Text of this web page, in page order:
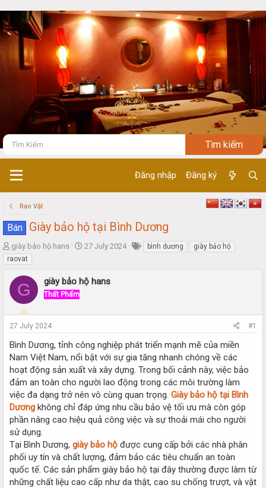
Đăng nhập Đăng ký
Rao Vặt
Bán Giày bảo hộ tại Bình Dương
T
h
r
e
d
a
r
t
e
r
giày bảo hộ hans
S
r
t
27 July 2024 bình dương
giày bảo hộ
raovat
G giày bảo hộ hans
Thất Phẩm
27 July 2024 #1
Bình Dương, tỉnh công nghiệp phát triển mạnh mẽ của miền
Nam Việt Nam, nổi bật với sự gia tăng nhanh chóng về các
hoạt động sản xuất và xây dựng. Trong bối cảnh này, việc bảo
đảm an toàn cho người lao động trong các môi trường làm
việc đa dạng trở nên vô cùng quan trọng. Giày bảo hộ tại Bình
Dương không chỉ đáp ứng nhu cầu bảo vệ tối ưu mà còn góp
phần nâng cao hiệu quả công việc và sự thoải mái cho người
sử dụng.
Tại Bình Dương, giày bảo hộ được cung cấp bởi các nhà phân
phối uy tín và chất lượng, đảm bảo các tiêu chuẩn an toàn
quốc tế. Các sản phẩm giày bảo hộ tại đây thường được làm từ
những chất liệu cao cấp như da thật, cao su chống trượt, và vật